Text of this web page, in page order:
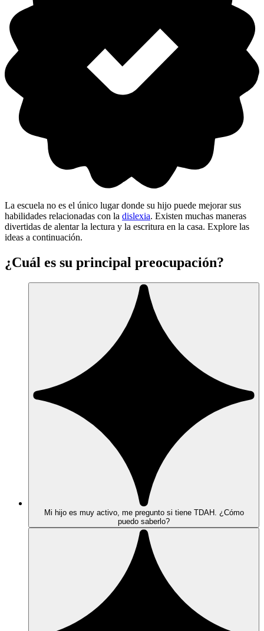
La escuela no es el único lugar donde su hijo puede mejorar sus
habilidades relacionadas con la dislexia. Existen muchas maneras
divertidas de alentar la lectura y la escritura en la casa. Explore las
ideas a continuación.
¿Cuál es su principal preocupación?
Mi hijo es muy activo, me pregunto si tiene TDAH. ¿Cómo
puedo saberlo?